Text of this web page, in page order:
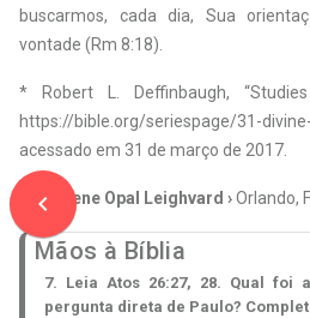
navigate_before
buscarmos, cada dia, Sua
vontade (Rm 8:18).
* Robert L. Deffinbaugh,
https://bible.org/seriespage/31-
acessado em 31 de março de 2017.
Autherene Opal Leighvard ›Orlando,
Mãos à Bíblia
7. Leia Atos 26:27, 28. Qual foi
pergunta direta de Paulo?